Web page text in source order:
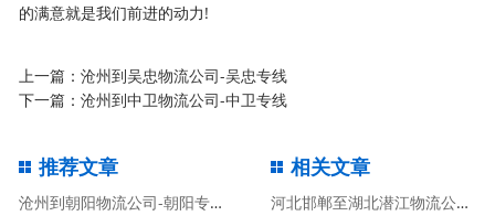
的满意就是我们前进的动力!
上一篇：沧州到吴忠物流公司-吴忠专线
下一篇：沧州到中卫物流公司-中卫专线
推荐文章
沧州到朝阳物流公司-朝阳专线
相关文章
河北邯郸至湖北潜江物流公司|河北邯郸至湖北潜江货运专线